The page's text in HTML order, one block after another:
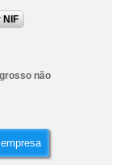
NIF
não